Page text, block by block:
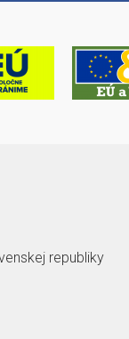
republiky